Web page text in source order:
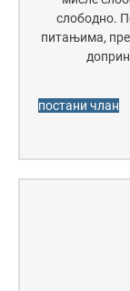
слободно.
питањима,
постани члан